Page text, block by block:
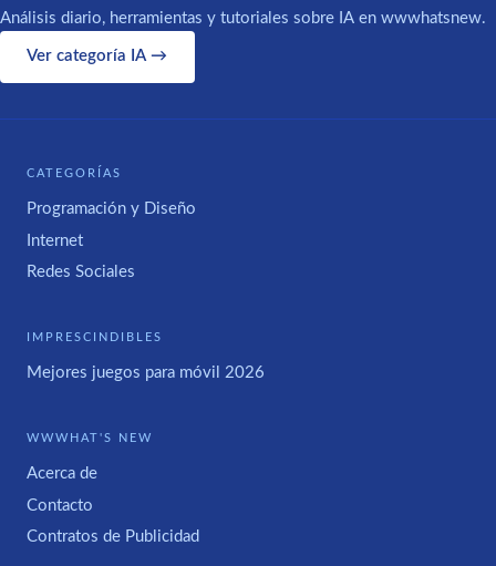
Análisis diario, herramientas y tutoriales sobre IA en wwwhatsnew.
Ver categoría IA →
CATEGORÍAS
Programación y Diseño
Internet
Redes Sociales
IMPRESCINDIBLES
Mejores juegos para móvil 2026
WWWHAT'S NEW
Acerca de
Contacto
Contratos de Publicidad